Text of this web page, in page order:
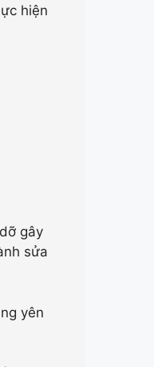
hiện
gây
sửa
yên